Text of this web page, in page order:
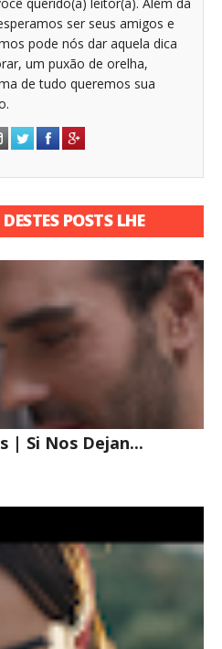
ser seus amigos e
pode nós dar aquela dica
um puxão de orelha,
de tudo queremos sua
POSTS LHE
| Si Nos Dejan...